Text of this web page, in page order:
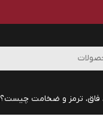
فاق، ترمز و ضخامت چیست؟